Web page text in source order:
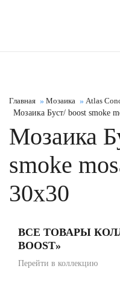
Главная Мозаика Atlas
Мозаика Буст/ boost smoke
Мозаика
smoke
30x30
ВСЕ ТОВАРЫ
BOOST»
Перейти в коллекцию